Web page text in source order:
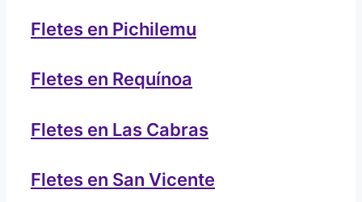
Fletes en Pichilemu
Fletes en Requínoa
Fletes en Las Cabras
Fletes en San Vicente